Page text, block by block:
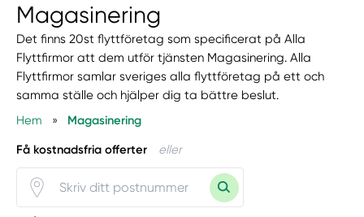
Magasinering
Det finns 20st flyttföretag som specificerat på Alla
Flyttfirmor att dem utför tjänsten Magasinering. Alla
Flyttfirmor samlar sveriges alla flyttföretag på ett och
samma ställe och hjälper dig ta bättre beslut.
Hem
» Magasinering
Få kostnadsfria offerter eller